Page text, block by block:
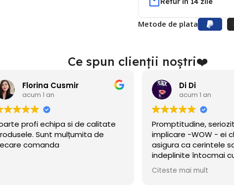
Metode de plata
Ce spun clienții noștri❤️
Di Di
acum 1 an
Promptitudine, seriozitate și
implicare -WOW - ei chiar se
asigura ca cerintele sa fie
acum 1 an
Am găsit acest site
nu de mult se
eram în căutare de
petrecerea
incercat norocul și a
Baloanele sunt chiar
Citeste mai mult